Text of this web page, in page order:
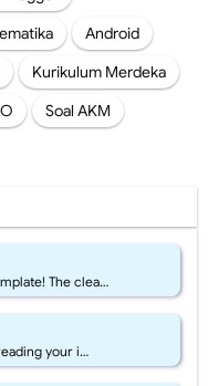
Android
Kurikulum Merdeka
Soal AKM
The clea…
your i…